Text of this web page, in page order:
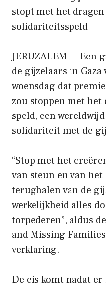
stopt met het dragen
solidariteitsspeld
JERUZALEM — Een
de gijzelaars in
woensdag dat
zou stoppen met het
speld, een
solidariteit met de
“Stop met het
van steun en van
terughalen van de
werkelijkheid alles
torpederen”, aldus
and Missing
verklaring.
De eis komt nadat